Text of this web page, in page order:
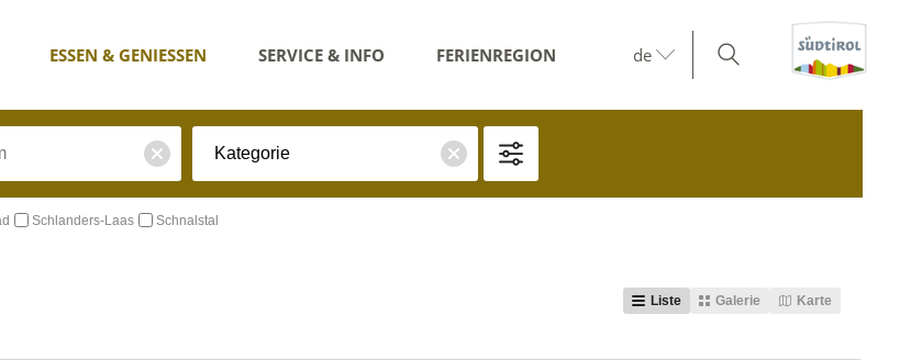
ESSEN & GENIESSEN SERVICE & INFO FERIENREGION de